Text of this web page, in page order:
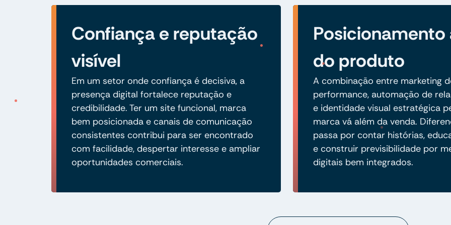
Confiança e reputação
visível
Em um setor onde confiança é decisiva, a
presença digital fortalece reputação e
credibilidade. Ter um site funcional, marca
bem posicionada e canais de comunicação
consistentes contribui para ser encontrado
com facilidade, despertar interesse e ampliar
oportunidades comerciais.
Posicionamento
do produto
A combinação entre marketing
performance, automação de
e identidade visual estratégica
marca vá além da venda.
passa por contar histórias,
e construir previsibilidade por
digitais bem integrados.